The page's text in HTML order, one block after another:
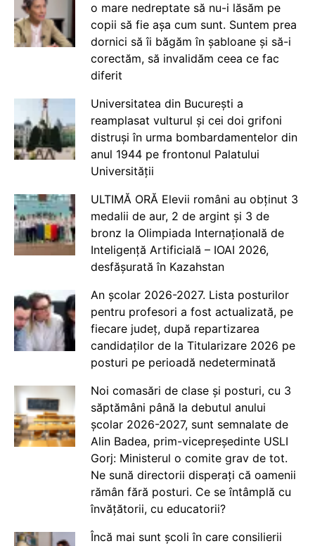
o mare nedreptate să nu-i lăsăm pe
copii să fie așa cum sunt. Suntem prea
dornici să îi băgăm în șabloane și să-i
corectăm, să invalidăm ceea ce fac
diferit
Universitatea din București a
reamplasat vulturul și cei doi grifoni
distruși în urma bombardamentelor din
anul 1944 pe frontonul Palatului
Universității
ULTIMĂ ORĂ Elevii români au obținut 3
medalii de aur, 2 de argint și 3 de
bronz la Olimpiada Internațională de
Inteligență Artificială – IOAI 2026,
desfășurată în Kazahstan
An școlar 2026-2027. Lista posturilor
pentru profesori a fost actualizată, pe
fiecare județ, după repartizarea
candidaților de la Titularizare 2026 pe
posturi pe perioadă nedeterminată
Noi comasări de clase și posturi, cu 3
săptămâni până la debutul anului
școlar 2026-2027, sunt semnalate de
Alin Badea, prim-vicepreședinte USLI
Gorj: Ministerul o comite grav de tot.
Ne sună directorii disperați că oamenii
rămân fără posturi. Ce se întâmplă cu
învățătorii, cu educatorii?
Încă mai sunt școli în care consilierii